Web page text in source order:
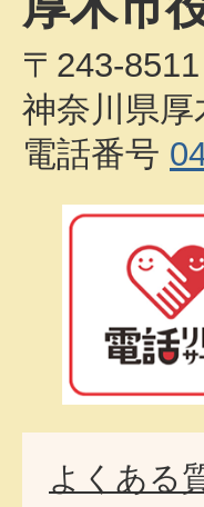
〒243-8511
神奈川県
電話番号
よくある